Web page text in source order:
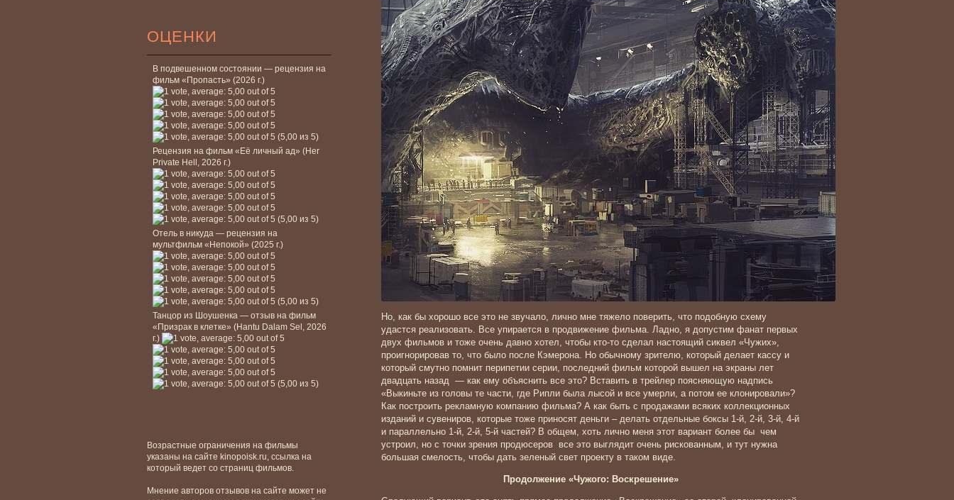
ОЦЕНКИ
В подвешенном состоянии — рецензия на
фильм «Пропасть» (2026 г.)
(5,00 из 5)
Рецензия на фильм «Её личный ад» (Her
Private Hell, 2026 г.)
(5,00 из 5)
Отель в никуда — рецензия на
мультфильм «Непокой» (2025 г.)
(5,00 из 5)
Танцор из Шоушенка — отзыв на фильм
«Призрак в клетке» (Hantu Dalam Sel, 2026
г.)
(5,00 из 5)
Возрастные ограничения на фильмы
указаны на сайте kinopoisk.ru, ссылка на
который ведет со страниц фильмов.
Мнение авторов отзывов на сайте может не
Но, как бы хорошо все это не звучало, лично мне тяжело поверить, что подобную схему
удастся реализовать. Все упирается в продвижение фильма. Ладно, я допустим фанат первых
двух фильмов и тоже очень давно хотел, чтобы кто-то сделал настоящий сиквел «Чужих»,
проигнорировав то, что было после Кэмерона. Но обычному зрителю, который делает кассу и
который смутно помнит перипетии серии, последний фильм которой вышел на экраны лет
двадцать назад — как ему объяснить все это? Вставить в трейлер поясняющую надпись
«Выкиньте из головы те части, где Рипли была лысой и все умерли, а потом ее клонировали»?
Как построить рекламную компанию фильма? А как быть с продажами всяких коллекционных
изданий и сувениров, которые тоже приносят деньги – делать отдельные боксы 1-й, 2-й, 3-й, 4-й
и параллельно 1-й, 2-й, 5-й частей? В общем, хоть лично меня этот вариант более бы чем
устроил, но с точки зрения продюсеров все это выглядит очень рискованным, и тут нужна
большая смелость, чтобы дать зеленый свет проекту в таком виде.
Продолжение «Чужого: Воскрешение»